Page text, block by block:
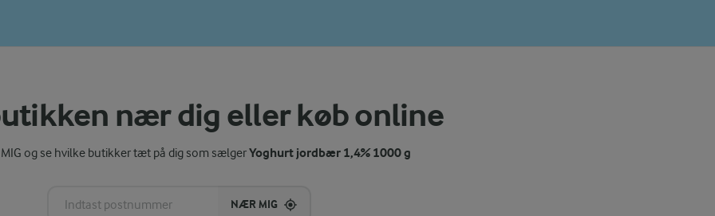
nær dig eller køb online
og se hvilke butikker tæt på dig som sælgerYoghurt jordbær 1,4% 1000 g
NÆR MIG